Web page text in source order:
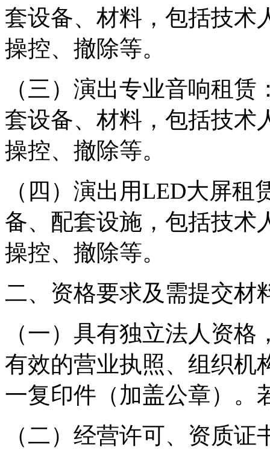
套设备、材料，包括技术
操控、撤除等。
（三）演出专业音响租
套设备、材料，包括技术
操控、撤除等。
（四）演出用LED大屏
备、配套设施，包括技术
操控、撤除等。
二、资格要求及需提交材
（一）具有独立法人资
有效的营业执照、组织机
一复印件（加盖公章）。
（二）经营许可、资质